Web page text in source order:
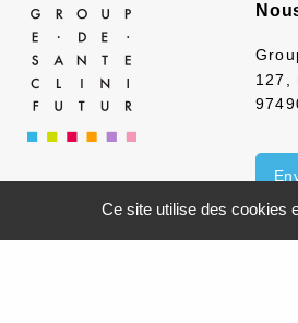
127,
Ce site utilise des cookies